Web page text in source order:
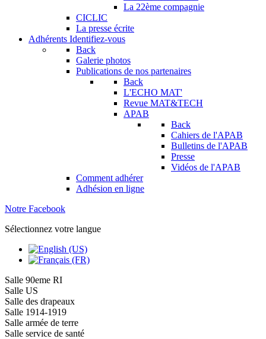
La 22ème compagnie
CICLIC
La presse écrite
Adhérents Identifiez-vous
Back
Galerie photos
Publications de nos partenaires
Back
L'ECHO MAT'
Revue MAT&TECH
APAB
Back
Cahiers de l'APAB
Bulletins de l'APAB
Presse
Vidéos de l'APAB
Comment adhérer
Adhésion en ligne
Notre Facebook
Sélectionnez votre langue
Salle 90eme RI
Salle US
Salle des drapeaux
Salle 1914-1919
Salle armée de terre
Salle service de santé